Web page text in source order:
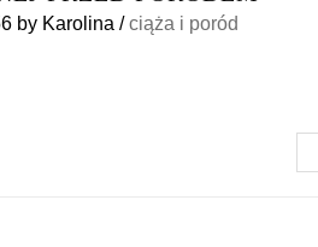
by Karolina /ciąża i poród